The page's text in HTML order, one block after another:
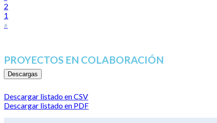
2
1
»
PROYECTOS EN COLABORACIÓN
Descargas
Descargar listado en CSV
Descargar listado en PDF